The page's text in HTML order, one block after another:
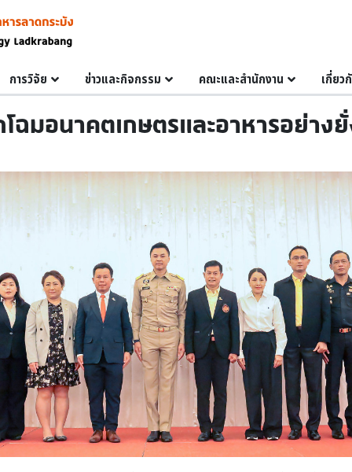
การวิจัย ข่าวและกิจกรรม คณะและสำนักงาน เกี่ยว
ฉมอนาคตเกษตรและอาหารอย่าง